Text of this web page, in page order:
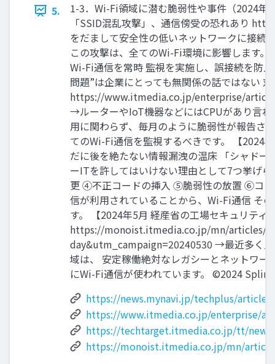
5.
1-3．Wi-Fi領域に潜む脆弱性や事件（2024年
「SSID混乱攻撃」、通信傍受の恐れあり
をだまして安全性の低いネットワークに接
この攻撃は、全てのWi-Fi環境に影響します
Wi-Fi通信を常時 監視を実施し、誤接続を防
問題”は企業にとっても無関係の話ではない
https://www.itmedia.co.jp/enterprise/
→ルーターやIoT機器などにはCPUがあり言わ
用に関わらず、毎月のように脆弱性が報告さ
てのWi-Fi通信を監視するべきです。 【2024
だに後を絶たない情報漏洩の温床 「シャ
ーITを許してはいけない理由として7つ挙げ
更 ④不正コードの挿入 ⑤脆弱性の放置 ⑥コ
信が利用されていることから、Wi-Fi通信 そ
す。 【2024年5月 経産省の工場セキュリテ
https://monoist.itmedia.co.jp/mn/articles/
day&utm_campaign=20240530 →最近多く見
域は、 安定稼働絶対なレガシーとネットワ
にWi-Fi通信が使われています。 ©2024
https://news.mynavi.jp/techplus/article/
https://www.itmedia.co.jp/enterprise/
https://techtarget.itmedia.co.jp/tt/
https://monoist.itmedia.co.jp/mn/